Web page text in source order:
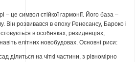
– це символ стійкої гармонії. Його база –
Він розвивався в епоху Ренесансу, Бароко і
в особняках, резиденціях,
елітних новобудовах. Основні риси:
ділиться на чіткі частини, з рівномірно